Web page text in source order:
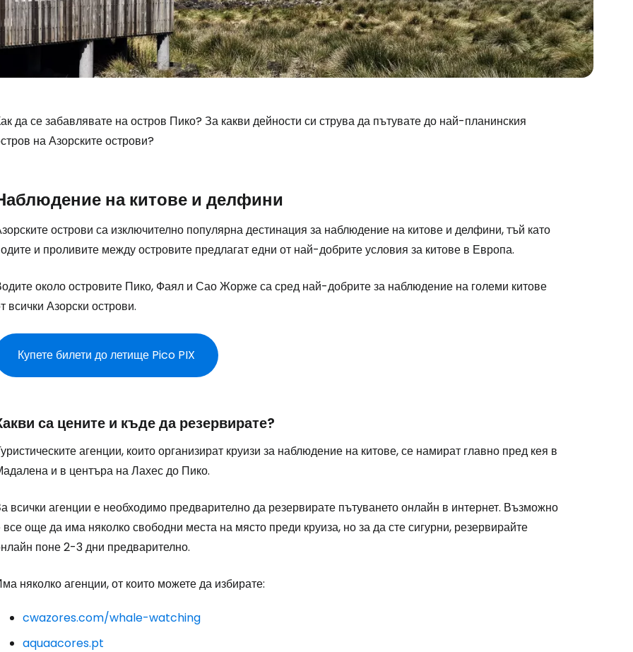
да се забавлявате на остров Пико? За какви дейности си струва да пътувате до най-планинския
на Азорските острови?
на китове и делфини
острови са изключително популярна дестинация за наблюдение на китове и делфини, тъй като
и проливите между островите предлагат едни от най-добрите условия за китове в Европа.
около островите Пико, Фаял и Сао Жорже са сред най-добрите за наблюдение на големи китове
всички Азорски острови.
Купете билети до летище Pico PIX
са цените и къде да резервирате?
агенции, които организират круизи за наблюдение на китове, се намират главно пред кея в
и в центъра на Лахес до Пико.
всички агенции е необходимо предварително да резервирате пътуването онлайн в интернет. Възможно
все още да има няколко свободни места на място преди круиза, но за да сте сигурни, резервирайте
поне 2-3 дни предварително.
няколко агенции, от които можете да избирате:
cwazores.com/whale-watching
aquaacores.pt